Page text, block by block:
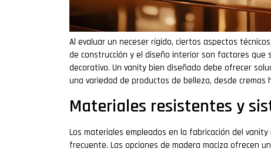
Al evaluar un neceser rígido, ciertos aspectos
de construcción y el diseño interior son factores que
decorativo. Un vanity bien diseñado debe ofrecer
una variedad de productos de belleza, desde
Materiales resistentes y
Los materiales empleados en la fabricación del
frecuente. Las opciones de madera maciza ofrecen